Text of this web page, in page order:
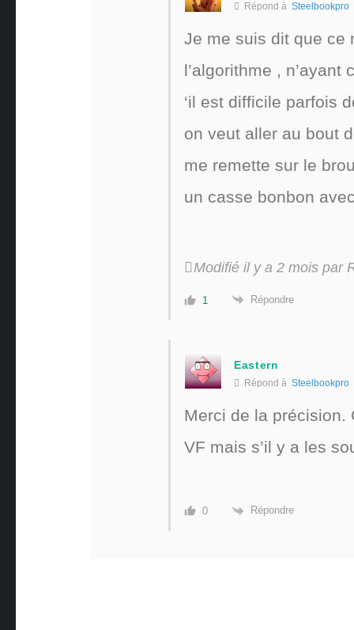
Répond à Steelbookpro
Je me suis dit que ce
l’algorithme ,
‘il est difficile parfois
on veut aller au bout
me remette sur le
un casse bonbon
Modifié il y a 2 mois par
1 Répondre
Eastern
Répond à Steelbookpro
Merci de la précision.
VF mais s’il y a les
0 Répondre